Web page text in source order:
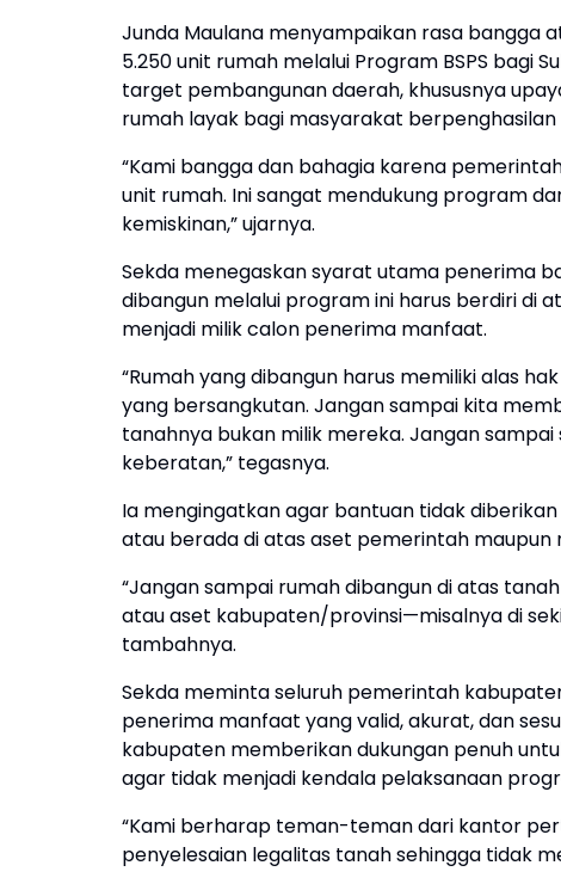
Junda Maulana menyampaikan rasa bangga
5.250 unit rumah melalui Program BSPS bagi
target pembangunan daerah, khususnya
rumah layak bagi masyarakat berpenghasilan
“Kami bangga dan bahagia karena
unit rumah. Ini sangat mendukung program
kemiskinan,” ujarnya.
Sekda menegaskan syarat utama penerima
dibangun melalui program ini harus berdiri di
menjadi milik calon penerima manfaat.
“Rumah yang dibangun harus memiliki alas
yang bersangkutan. Jangan sampai kita
tanahnya bukan milik mereka. Jangan
keberatan,” tegasnya.
Ia mengingatkan agar bantuan tidak
atau berada di atas aset pemerintah maupun
“Jangan sampai rumah dibangun di atas
atau aset kabupaten/provinsi—misalnya di
tambahnya.
Sekda meminta seluruh pemerintah
penerima manfaat yang valid, akurat, dan
kabupaten memberikan dukungan penuh
agar tidak menjadi kendala pelaksanaan
“Kami berharap teman-teman dari kantor
penyelesaian legalitas tanah sehingga tidak